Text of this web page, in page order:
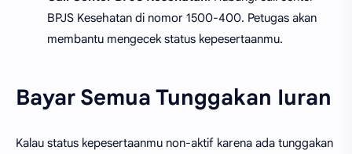
BPJS Kesehatan di nomor 1500-400. Petugas akan
membantu mengecek status kepesertaanmu.
Bayar Semua Tunggakan Iuran
Kalau status kepesertaanmu non-aktif karena ada tunggakan